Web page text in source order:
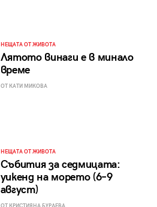
НЕЩАТА ОТ ЖИВОТА
Лятото винаги е в минало
време
ОТ КАТИ МИКОВА
НЕЩАТА ОТ ЖИВОТА
Събития за седмицата:
уикенд на морето (6–9
август)